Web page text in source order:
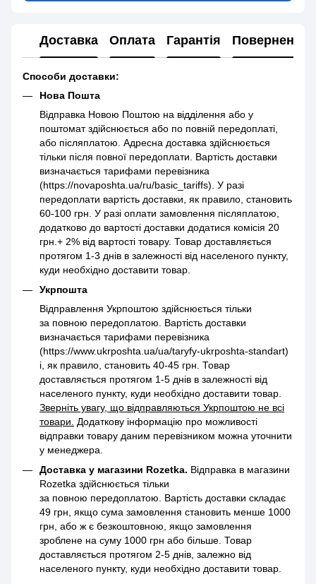
Доставка Оплата Гарантія Повернення
Способи доставки:
Нова Пошта
Відправка Новою Поштою на відділення або у
поштомат здійснюється або по повній передоплаті,
або післяплатою. Адресна доставка здійснюється
тільки після повної передоплати. Вартість доставки
визначається тарифами перевізника
(https://novaposhta.ua/ru/basic_tariffs). У разі
передоплати вартість доставки, як правило, становить
60-100 грн. У разі оплати замовлення післяплатою,
додатково до вартості доставки додатися комісія 20
грн.+ 2% від вартості товару. Товар доставляється
протягом 1-3 днів в залежності від населеного пункту,
куди необхідно доставити товар.
Укрпошта
Відправлення Укрпоштою здійснюється тільки
за повною передоплатою. Вартість доставки
визначається тарифами перевізника
(https://www.ukrposhta.ua/ua/taryfy-ukrposhta-standart)
і, як правило, становить 40-45 грн. Товар
доставляється протягом 1-5 днів в залежності від
населеного пункту, куди необхідно доставити товар.
Зверніть увагу, що відправляються Укрпоштою не всі
товари.
Додаткову інформацію про можливості
відправки товару даним перевізником можна уточнити
у менеджера.
Доставка у магазини Rozetka. Відправка в магазини
Rozetka здійснюється тільки
за повною передоплатою. Вартість доставки складає
49 грн, якщо сума замовлення становить менше 1000
грн, або ж є безкоштовною, якщо замовлення
зроблене на суму 1000 грн або більше. Товар
доставляється протягом 2-5 днів, залежно від
населеного пункту, куди необхідно доставити товар.